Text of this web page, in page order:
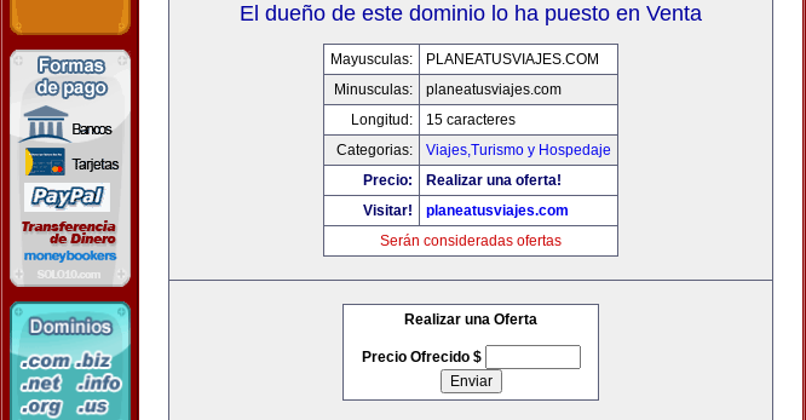
El dueño de este dominio lo ha puesto en Venta
Mayusculas:
PLANEATUSVIAJES.COM
Minusculas:
planeatusviajes.com
Longitud:
15 caracteres
Categorias:
Viajes,Turismo y Hospedaje
Precio:
Realizar una oferta!
Visitar!
planeatusviajes.com
Serán consideradas ofertas
Realizar una Oferta
Precio Ofrecido $